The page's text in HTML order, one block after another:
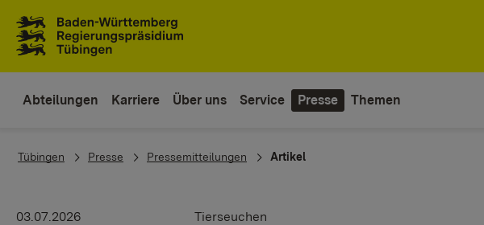
Abteilungen Karriere Über uns Service Presse Themen
You are here:
Tübingen Presse Pressemitteilungen Artikel
03.07.2026
Tierseuchen